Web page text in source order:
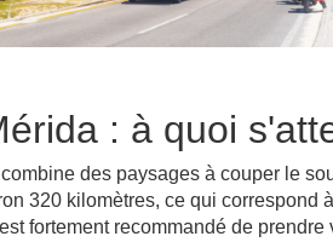
: à quoi
des paysages à couper le
320 kilomètres, ce qui correspond
fortement recommandé de prendre